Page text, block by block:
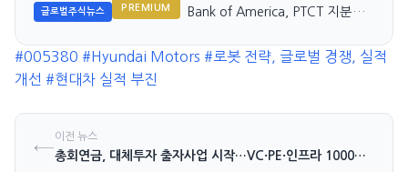
기
글로벌주식뉴스 PREMIUM
Bank of America, PTCT 지분
#005380 #Hyundai Motors #로봇 전략, 글로벌 경쟁, 실적
개선 #현대차 실적 부진
←이전 뉴스
총회연금, 대체투자 출자사업 시작…VC·PE·인프라 1000억 배정